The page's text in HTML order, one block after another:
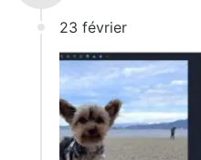
23 février